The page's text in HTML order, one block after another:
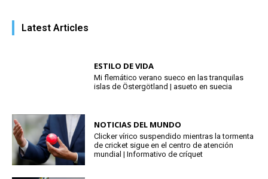
Latest Articles
ESTILO DE VIDA
Mi flemático verano sueco en las tranquilas
islas de Östergötland | asueto en suecia
NOTICIAS DEL MUNDO
Clicker vírico suspendido mientras la tormenta
de cricket sigue en el centro de atención
mundial | Informativo de críquet